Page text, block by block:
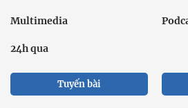
Multimedia
24h qua
Tuyến bài